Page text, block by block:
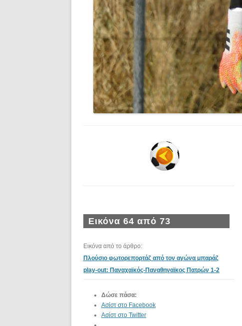
Εικόνα 64 από 73
Εικόνα από το άρθρο:
Πλούσιο φωτορεπορτάζ από τον αγώνα μπαράζ
play-out: Παναχαϊκός-Παναθηναϊκος Πατρών 1-2
Δώσε πάσα:
Ασίστ στο Facebook
Ασίστ στο Twitter